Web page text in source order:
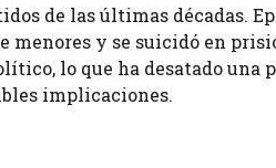
de las últimas décadas.
y se suicidó en
lo que ha desatado una
implicaciones.